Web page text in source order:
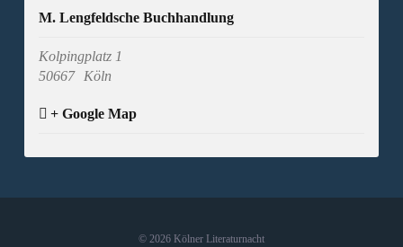
M. Lengfeldsche Buchhandlung
Kolpingplatz 1
50667
Köln
+ Google Map
© 2026 Kölner Literaturnacht